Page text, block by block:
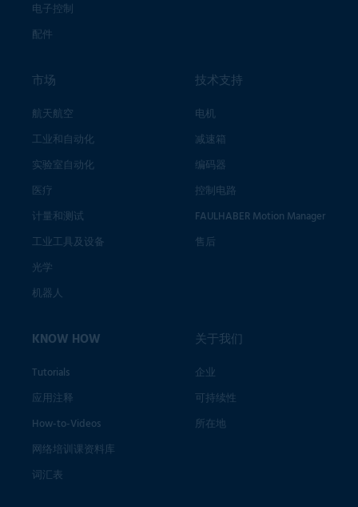
电子控制
配件
市场
航天航空
工业和自动化
实验室自动化
医疗
计量和测试
工业工具及设备
光学
机器人
技术支持
电机
减速箱
编码器
控制电路
FAULHABER Motion Manager
售后
KNOW HOW
Tutorials
应用注释
How-to-Videos
网络培训课资料库
词汇表
关于我们
企业
可持续性
所在地